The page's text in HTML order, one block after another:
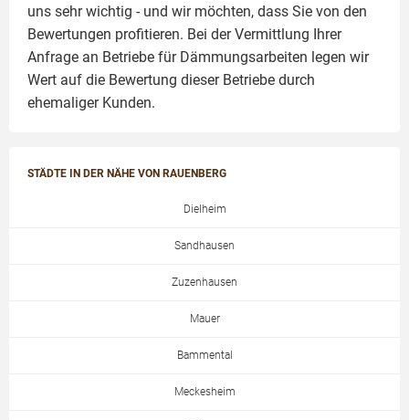
uns sehr wichtig - und wir möchten, dass Sie von den
Bewertungen profitieren. Bei der Vermittlung Ihrer
Anfrage an Betriebe für Dämmungsarbeiten legen wir
Wert auf die Bewertung dieser Betriebe durch
ehemaliger Kunden.
STÄDTE IN DER NÄHE VON RAUENBERG
Dielheim
Sandhausen
Zuzenhausen
Mauer
Bammental
Meckesheim